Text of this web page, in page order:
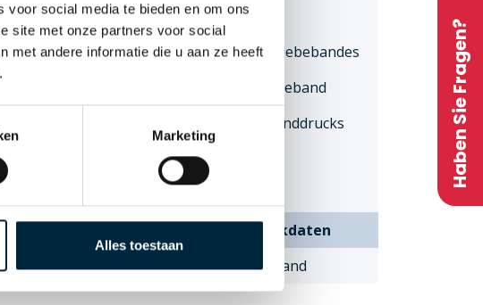
social media te bieden en om ons
site met onze partners voor social
met andere informatie die u aan ze heeft
Marketing
Alles toestaan
Haben Sie Fragen?
Entwurf
Entwurfs
von
werden
Druckfarben
Grundfarben des Klebebandes
Abmessungen Klebeband
Typen des Klebebanddrucks
Auflage Klebeband
Stellung der Druckdaten
Lieferzeit und Versand